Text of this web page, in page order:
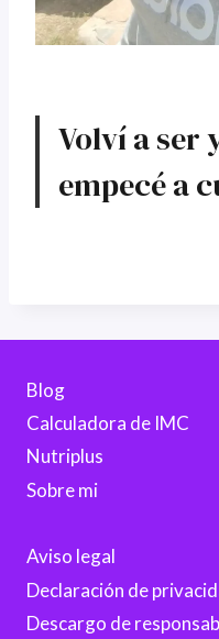
Volví a ser
empecé a
Blog
Calculadora de IMC
Nutriplus
Sobre mi
Aviso legal
Declaración de
Descargo de